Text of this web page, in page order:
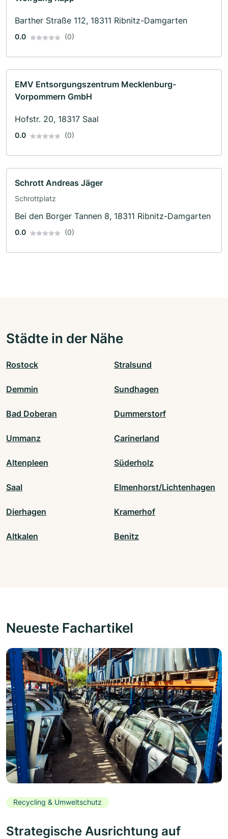
Barther Straße 112, 18311 Ribnitz-Damgarten
0.0 (0)
EMV Entsorgungszentrum Mecklenburg-
Vorpommern GmbH
Hofstr. 20, 18317 Saal
0.0 (0)
Schrott Andreas Jäger
Schrottplatz
Bei den Borger Tannen 8, 18311 Ribnitz-Damgarten
0.0 (0)
Städte in der Nähe
Rostock Stralsund
Demmin Sundhagen
Bad Doberan Dummerstorf
Ummanz Carinerland
Altenpleen Süderholz
Saal Elmenhorst/Lichtenhagen
Dierhagen Kramerhof
Altkalen Benitz
Neueste Fachartikel
Recycling & Umweltschutz
Strategische Ausrichtung auf